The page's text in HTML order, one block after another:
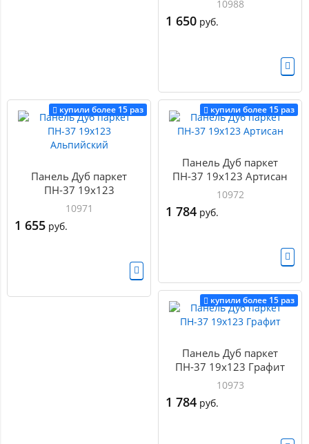
10988
1 650 руб.
купили более 15 раз
Панель Дуб паркет
ПН-37 19х123
Альпийский
10971
1 655 руб.
купили более 15 раз
Панель Дуб паркет
ПН-37 19х123 Артисан
10972
1 784 руб.
купили более 15 раз
Панель Дуб паркет
ПН-37 19х123 Графит
10973
1 784 руб.